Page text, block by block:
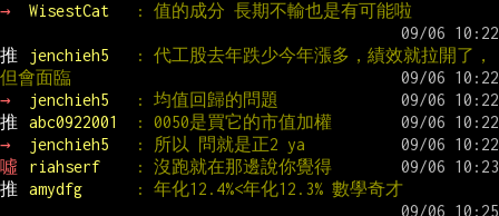
→
WisestCat : 值的成分 長期不輸也是有可能啦
推 jenchieh5
: 代工股去年跌少今年漲多，績效就拉開了，
但會面臨
→
jenchieh5
: 均值回歸的問題
推
abc0922001
: 0050是買它的市值加權
→
jenchieh5
: 所以 問就是正2 ya
噓
riahserf
: 沒跑就在那邊說你覺得
推
amydfg : 年化12.4%<年化12.3% 數學奇才